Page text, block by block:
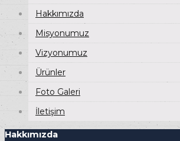
Hakkımızda
Misyonumuz
Vizyonumuz
Ürünler
Foto Galeri
İletişim
Hakkımızda